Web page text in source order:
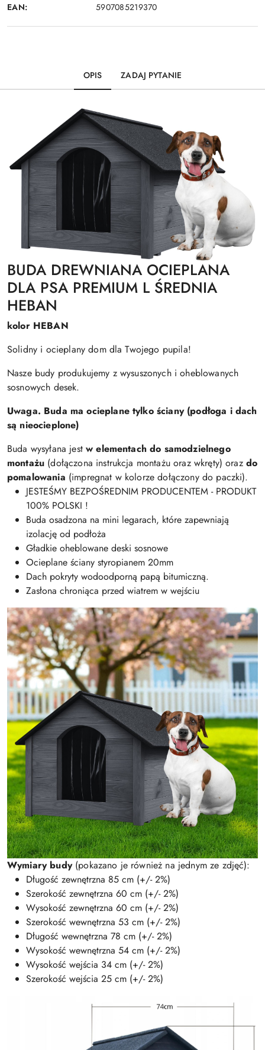
EAN: 5907085219370
OPIS ZADAJ PYTANIE
BUDA DREWNIANA OCIEPLANA
DLA PSA PREMIUM L ŚREDNIA
HEBAN
kolor HEBAN
Solidny i ocieplany dom dla Twojego pupila!
Nasze budy produkujemy z wysuszonych i oheblowanych
sosnowych desek.
Uwaga. Buda ma ocieplane tylko ściany (podłoga i dach
są nieocieplone)
Buda wysyłana jestw elementach do samodzielnego
montażu (dołączona instrukcja montażu oraz wkręty) oraz do
pomalowania (impregnat w kolorze dołączony do paczki).
JESTEŚMY BEZPOŚREDNIM PRODUCENTEM - PRODUKT
100% POLSKI !
Buda osadzona na mini legarach, które zapewniają
izolację od podłoża
Gładkie oheblowane deski sosnowe
Ocieplane ściany styropianem 20mm
Dach pokryty wodoodporną papą bitumiczną.
Zasłona chroniąca przed wiatrem w wejściu
Wymiary budy(pokazano je również na jednym ze zdjęć):
Długość zewnętrzna 85 cm (+/- 2%)
Szerokość zewnętrzna 60 cm (+/- 2%)
Wysokość zewnętrzna 60 cm (+/- 2%)
Szerokość wewnętrzna 53 cm (+/- 2%)
Długość wewnętrzna 78 cm (+/- 2%)
Wysokość wewnętrzna 54 cm (+/- 2%)
Wysokość wejścia 34 cm (+/- 2%)
Szerokość wejścia 25 cm (+/- 2%)